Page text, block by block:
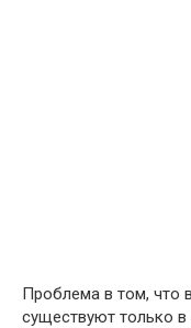
Проблема в том, что
существуют только